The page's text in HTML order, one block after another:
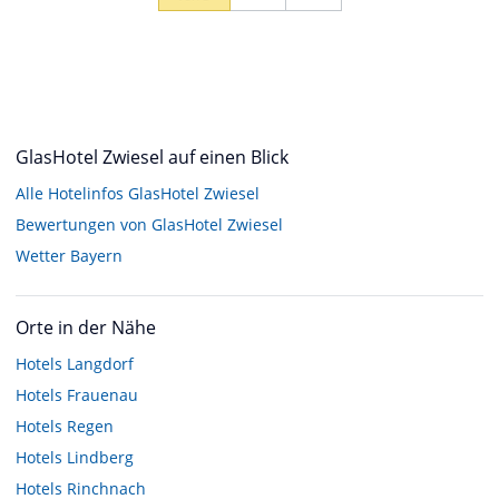
GlasHotel Zwiesel auf einen Blick
Alle Hotelinfos GlasHotel Zwiesel
Bewertungen von GlasHotel Zwiesel
Wetter Bayern
Orte in der Nähe
Hotels Langdorf
Hotels Frauenau
Hotels Regen
Hotels Lindberg
Hotels Rinchnach